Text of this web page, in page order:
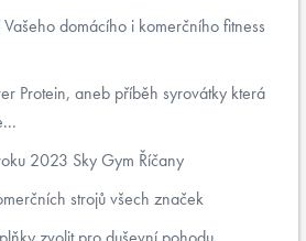
domácího i komerčního fitness
Protein, aneb příběh syrovátky která
2023 Sky Gym Říčany
strojů všech značek